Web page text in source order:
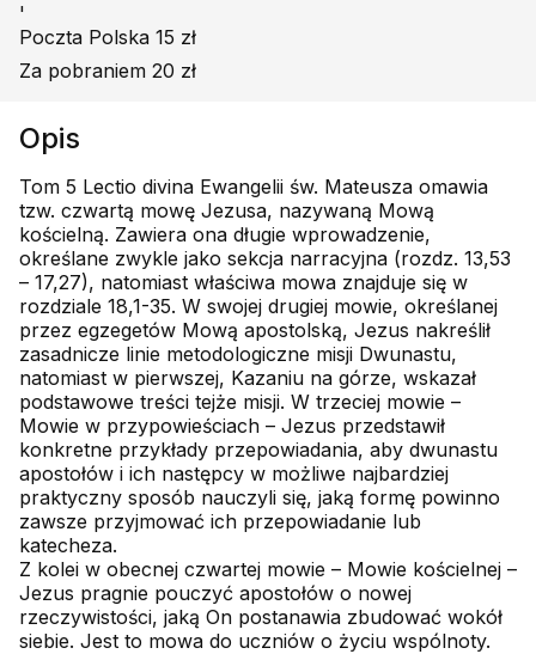
'
Poczta Polska 15 zł
Za pobraniem 20 zł
Opis
Tom 5 Lectio divina Ewangelii św. Mateusza omawia
tzw. czwartą mowę Jezusa, nazywaną Mową
kościelną. Zawiera ona długie wprowadzenie,
określane zwykle jako sekcja narracyjna (rozdz. 13,53
– 17,27), natomiast właściwa mowa znajduje się w
rozdziale 18,1-35. W swojej drugiej mowie, określanej
przez egzegetów Mową apostolską, Jezus nakreślił
zasadnicze linie metodologiczne misji Dwunastu,
natomiast w pierwszej, Kazaniu na górze, wskazał
podstawowe treści tejże misji. W trzeciej mowie –
Mowie w przypowieściach – Jezus przedstawił
konkretne przykłady przepowiadania, aby dwunastu
apostołów i ich następcy w możliwe najbardziej
praktyczny sposób nauczyli się, jaką formę powinno
zawsze przyjmować ich przepowiadanie lub
katecheza.
Z kolei w obecnej czwartej mowie – Mowie kościelnej –
Jezus pragnie pouczyć apostołów o nowej
rzeczywistości, jaką On postanawia zbudować wokół
siebie. Jest to mowa do uczniów o życiu wspólnoty.